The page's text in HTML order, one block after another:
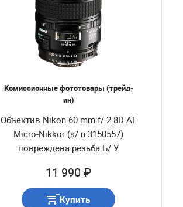
Комиссионные фототовары (трейд-
ин)
Объектив Nikon 60 mm f/ 2.8D AF
Micro-Nikkor (s/ n:3150557)
повреждена резьба Б/ У
11 990 ₽
Купить